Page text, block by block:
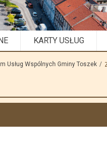
KARTY USŁUG
Usług Wspólnych Gminy Toszek